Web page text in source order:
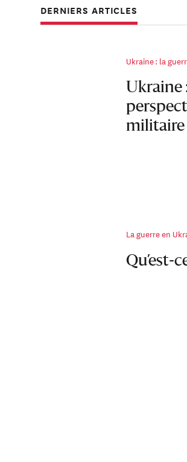
DERNIERS ARTICLES
Ukraine : la
Ukraine
militaire
La guerre en
Qu’est-